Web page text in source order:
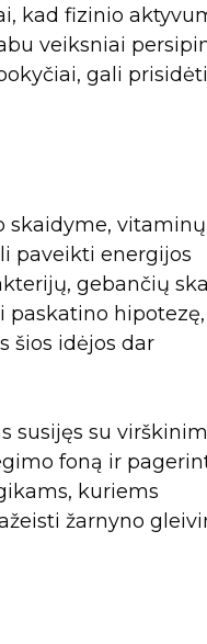
kad fizinio
veiksniai
gali
skaidyme, vitaminų
paveikti energijos
gebančių
paskatino
šios idėjos dar
susijęs su
foną ir
kuriems
žarnyno